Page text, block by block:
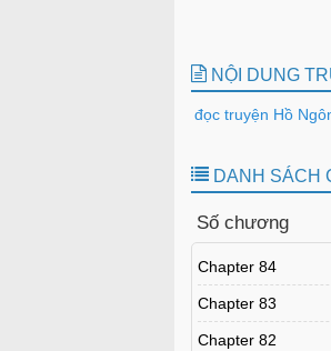
NỘI DUNG
đọc truyện Hồ
DANH SÁCH
Số chương
Chapter 84
Chapter 83
Chapter 82